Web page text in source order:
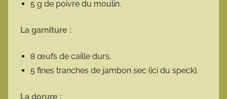
5 g de poivre du moulin.
La garniture :
8 œufs de caille durs,
5 fines tranches de jambon sec (ici du speck).
La dorure :